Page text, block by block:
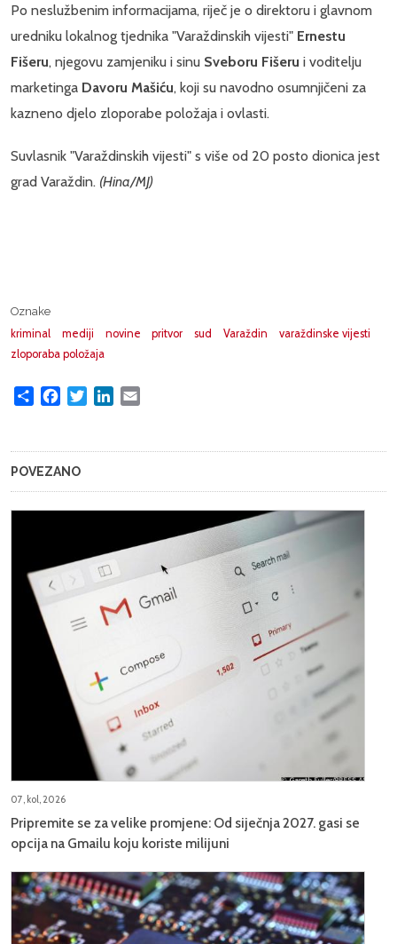
Po neslužbenim informacijama, riječ je o direktoru i glavnom
uredniku lokalnog tjednika "Varaždinskih vijesti" Ernestu
Fišeru, njegovu zamjeniku i sinu Sveboru Fišeru i voditelju
marketinga Davoru Mašiću, koji su navodno osumnjičeni za
kazneno djelo zloporabe položaja i ovlasti.
Suvlasnik "Varaždinskih vijesti" s više od 20 posto dionica jest
grad Varaždin. (Hina/MJ)
Oznake
kriminal
mediji novine pritvor sud Varaždin
varaždinske vijesti
zloporaba položaja
Share FacebookTwitterLinkedIn
POVEZANO
07, kol, 2026
Pripremite se za velike promjene: Od siječnja 2027. gasi se
opcija na Gmailu koju koriste milijuni